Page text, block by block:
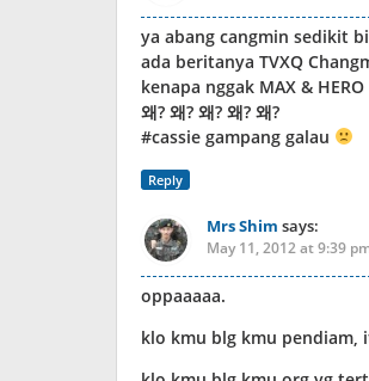
ya abang cangmin sedikit
ada beritanya TVXQ
kenapa nggak MAX & HERO
왜? 왜? 왜? 왜? 왜?
#cassie gampang galau
Reply
Mrs Shim says:
May 11, 2012 at 9:39
oppaaaaa.
klo kmu blg kmu pendiam,